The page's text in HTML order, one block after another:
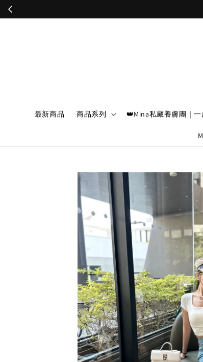
最新商品 商品系列 👑Mina私藏養膚團｜